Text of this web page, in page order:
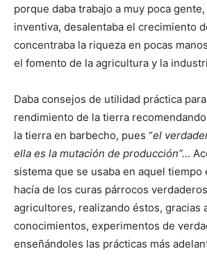
porque daba trabajo a muy poca
inventiva, desalentaba el crecimiento
concentraba la riqueza en pocas
el fomento de la agricultura y la
Daba consejos de utilidad práctica
rendimiento de la tierra
la tierra en barbecho, pues “el
ella es la mutación de producción”...
sistema que se usaba en aquel tiempo
hacía de los curas párrocos
agricultores, realizando éstos, gracias
conocimientos, experimentos de
enseñándoles las prácticas más